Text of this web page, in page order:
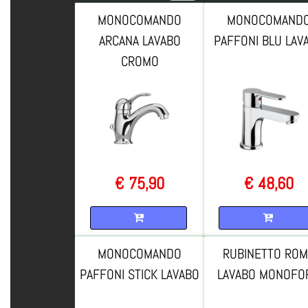
MONOCOMANDO
ARCANA LAVABO
CROMO
€ 75,90
PAFFONI BLU
€ 48,60
MONOCOMANDO
PAFFONI STICK LAVABO
RUBINETTO
LAVABO